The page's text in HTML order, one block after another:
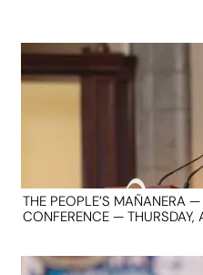
THE PEOPLE’S MAÑANERA
CONFERENCE —